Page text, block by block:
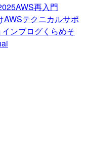
AWS再入門
AWSテクニカルサポ
インブログくらめそ